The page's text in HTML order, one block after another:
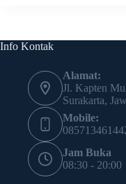
Info Kontak
Alamat:
Jl. Kapten
Surakarta,
Mobile:
Jam Buka
08:30 - 20:00